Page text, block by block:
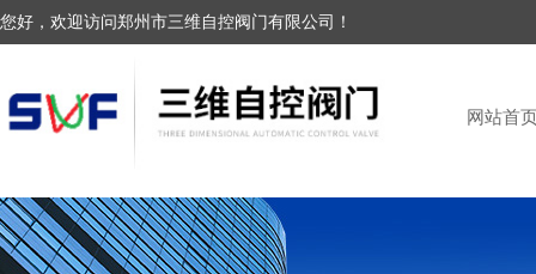
您好，欢迎访问郑州市三维自控阀门有限公司！
网站首